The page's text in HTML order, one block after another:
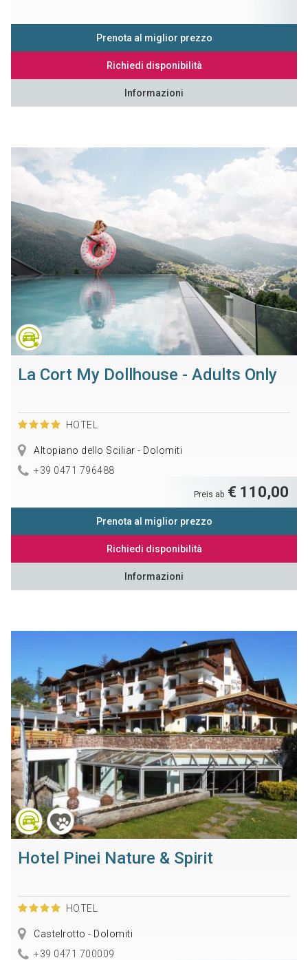
Prenota al miglior prezzo
Richiedi disponibilità
Informazioni
La Cort My Dollhouse - Adults Only
HOTEL
Altopiano dello Sciliar - Dolomiti
+39 0471 796488
Preis ab € 110,00
Prenota al miglior prezzo
Richiedi disponibilità
Informazioni
Hotel Pinei Nature & Spirit
HOTEL
Castelrotto - Dolomiti
+39 0471 700009